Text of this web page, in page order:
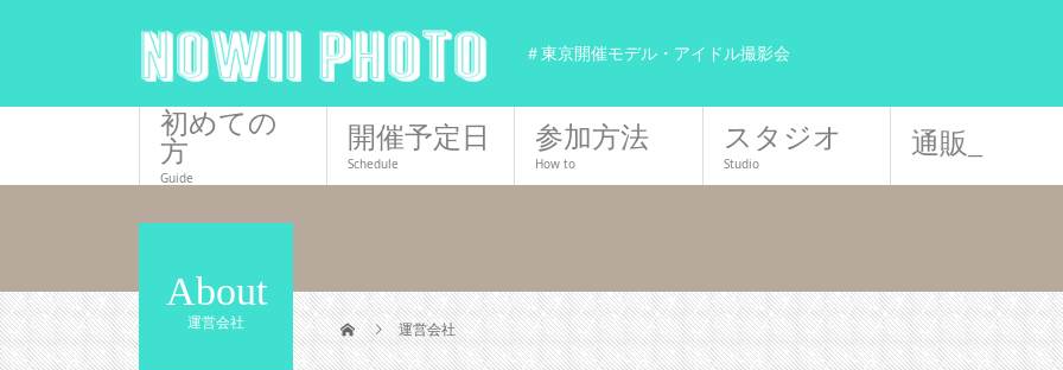
＃東京開催モデル・アイドル撮影会
初めての
方
Guide
開催予定日
Schedule
参加方法
How to
スタジオ
Studio
通販_
About
運営会社 運営会社